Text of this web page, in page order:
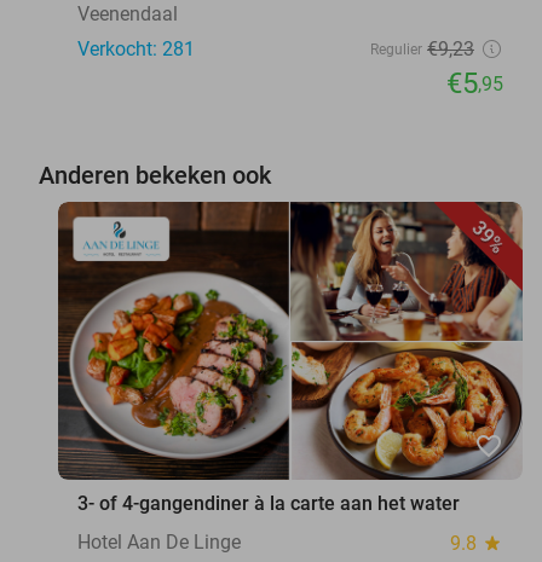
Veenendaal
Verkocht: 281
Regulier €9,23
€5,95
Anderen bekeken ook
39%
favorite_border
3- of 4-gangendiner à la carte aan het water
Hotel Aan De Linge
9.8 star